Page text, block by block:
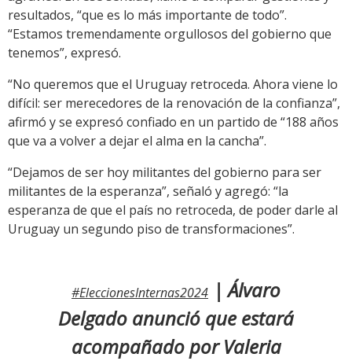
resultados, “que es lo más importante de todo”.
“Estamos tremendamente orgullosos del gobierno que
tenemos”, expresó.
“No queremos que el Uruguay retroceda. Ahora viene lo
difícil: ser merecedores de la renovación de la confianza”,
afirmó y se expresó confiado en un partido de “188 años
que va a volver a dejar el alma en la cancha”.
“Dejamos de ser hoy militantes del gobierno para ser
militantes de la esperanza”, señaló y agregó: “la
esperanza de que el país no retroceda, de poder darle al
Uruguay un segundo piso de transformaciones”.
#EleccionesInternas2024 | Álvaro
Delgado anunció que estará
acompañado por Valeria